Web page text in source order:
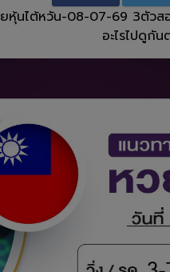
หุ้นไต้หวัน-08-07-69 3ตัวส
อะไรไปดูกั